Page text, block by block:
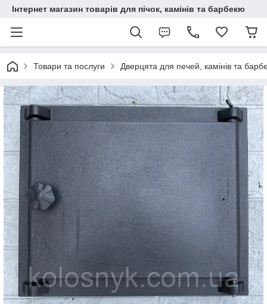
Інтернет магазин товарів для пічок, камінів та барбекю
Товари та послуги Дверцята для печей, камінів та